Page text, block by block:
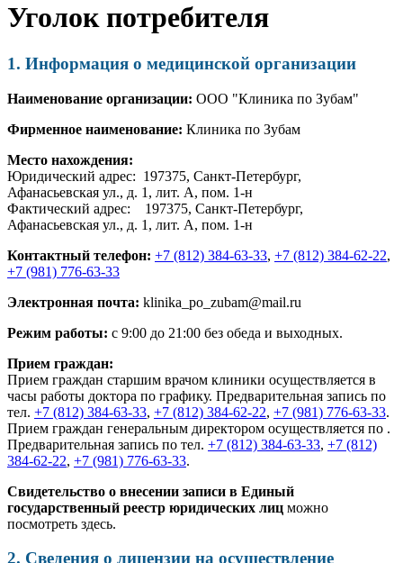
Уголок потребителя
1. Информация о медицинской организации
Наименование организации: ООО "Клиника по Зубам"
Фирменное наименование: Клиника по Зубам
Место нахождения:
Юридический адрес: 197375, Санкт-Петербург,
Афанасьевская ул., д. 1, лит. А, пом. 1-н
Фактический адрес: 197375, Санкт-Петербург,
Афанасьевская ул., д. 1, лит. А, пом. 1-н
Контактный телефон: +7 (812) 384-63-33, +7 (812) 384-62-22,
+7 (981) 776-63-33
Электронная почта: klinika_po_zubam@mail.ru
Режим работы: с 9:00 до 21:00 без обеда и выходных.
Прием граждан:
Прием граждан старшим врачом клиники осуществляется в
часы работы доктора по графику. Предварительная запись по
тел. +7 (812) 384-63-33, +7 (812) 384-62-22, +7 (981) 776-63-33.
Прием граждан генеральным директором осуществляется по .
Предварительная запись по тел. +7 (812) 384-63-33, +7 (812)
384-62-22, +7 (981) 776-63-33.
Свидетельство о внесении записи в Единый
государственный реестр юридических лиц можно
посмотреть здесь.
2. Сведения о лицензии на осуществление